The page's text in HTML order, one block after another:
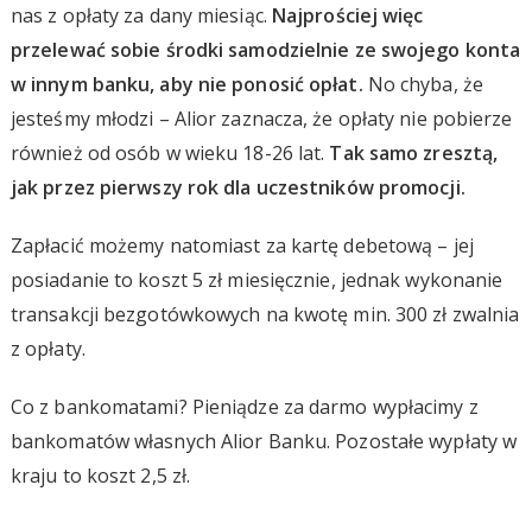
nas z opłaty za dany miesiąc. Najprościej więc
przelewać sobie środki samodzielnie ze swojego konta
w innym banku, aby nie ponosić opłat. No chyba, że
jesteśmy młodzi – Alior zaznacza, że opłaty nie pobierze
również od osób w wieku 18-26 lat. Tak samo zresztą,
jak przez pierwszy rok dla uczestników promocji.
Zapłacić możemy natomiast za kartę debetową – jej
posiadanie to koszt 5 zł miesięcznie, jednak wykonanie
transakcji bezgotówkowych na kwotę min. 300 zł zwalnia
z opłaty.
Co z bankomatami? Pieniądze za darmo wypłacimy z
bankomatów własnych Alior Banku. Pozostałe wypłaty w
kraju to koszt 2,5 zł.